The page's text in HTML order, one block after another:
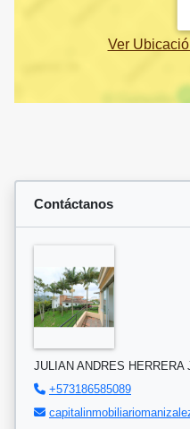
Ver
Contáctanos
JULIAN ANDRES HERRERA
+573186585089